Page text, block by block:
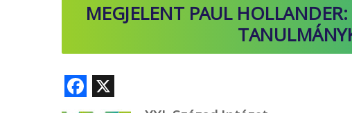
MEGJELENT PAUL
F